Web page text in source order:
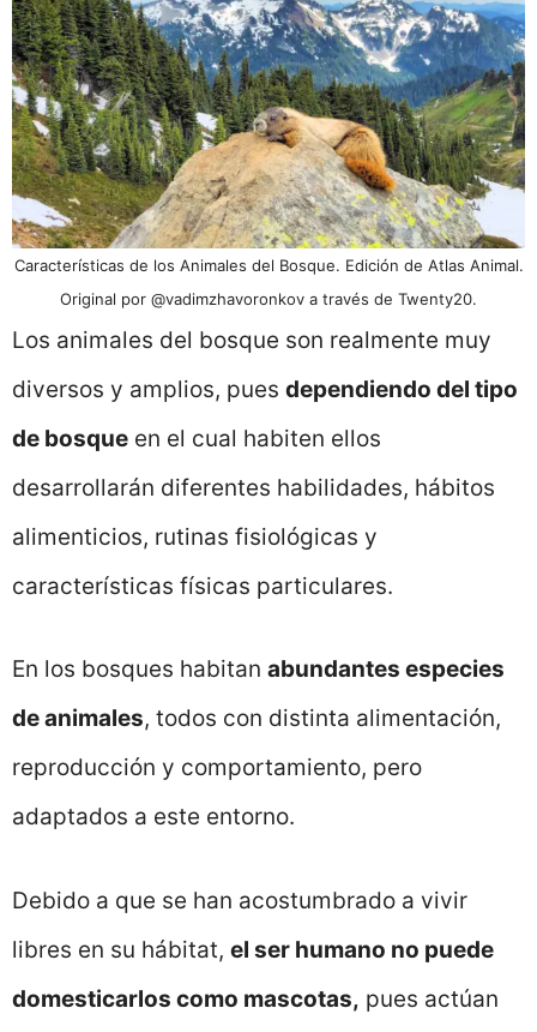
Características de los Animales del Bosque. Edición de Atlas Animal.
Original por @vadimzhavoronkov a través de Twenty20.
Los animales del bosque son realmente muy
diversos y amplios, pues dependiendo del tipo
de bosque en el cual habiten ellos
desarrollarán diferentes habilidades, hábitos
alimenticios, rutinas fisiológicas y
características físicas particulares.
En los bosques habitan abundantes especies
de animales, todos con distinta alimentación,
reproducción y comportamiento, pero
adaptados a este entorno.
Debido a que se han acostumbrado a vivir
libres en su hábitat, el ser humano no puede
domesticarlos como mascotas, pues actúan